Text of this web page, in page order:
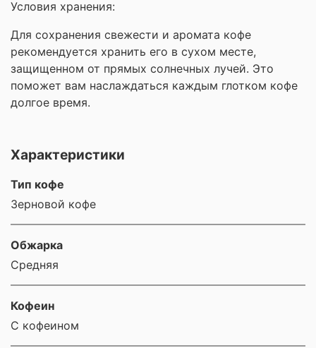
Условия хранения:
Для сохранения свежести и аромата кофе
рекомендуется хранить его в сухом месте,
защищенном от прямых солнечных лучей. Это
поможет вам наслаждаться каждым глотком кофе
долгое время.
Характеристики
Тип кофе
Зерновой кофе
Обжарка
Средняя
Кофеин
С кофеином